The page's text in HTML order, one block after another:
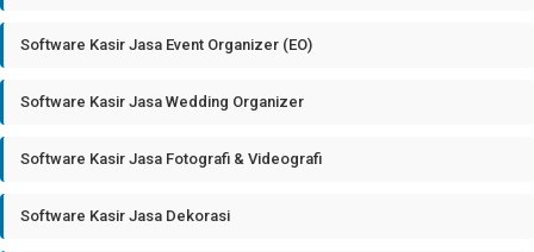
Software Kasir Jasa Event Organizer (EO)
Software Kasir Jasa Wedding Organizer
Software Kasir Jasa Fotografi & Videografi
Software Kasir Jasa Dekorasi